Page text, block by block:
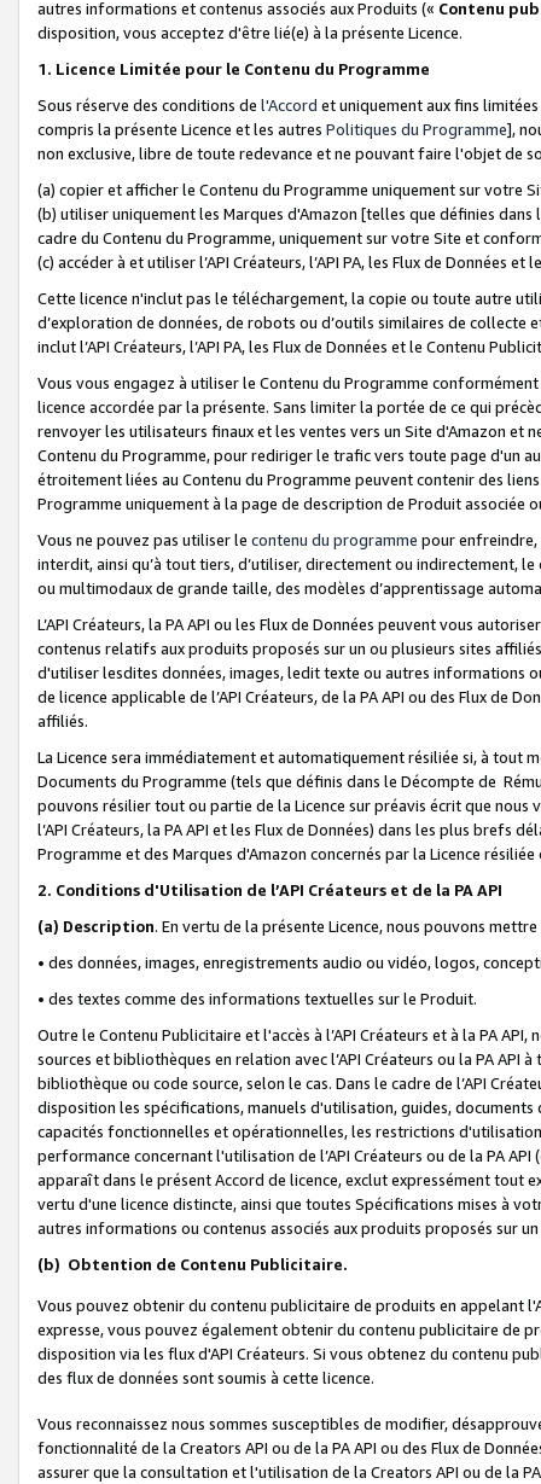
autres informations et contenus associés aux Produits (« Contenu
disposition, vous acceptez d'être lié(e) à la présente Licence.
1. Licence Limitée pour le Contenu du Programme
Sous réserve des conditions de l'Accord et uniquement aux fins
compris la présente Licence et les autres Politiques du Programme],
non exclusive, libre de toute redevance et ne pouvant faire l'objet de
(a) copier et afficher le Contenu du Programme uniquement sur votre
(b) utiliser uniquement les Marques d'Amazon [telles que définies dans
cadre du Contenu du Programme, uniquement sur votre Site et
(c) accéder à et utiliser l’API Créateurs, l’API PA, les Flux de Données
Cette licence n'inclut pas le téléchargement, la copie ou toute autre
d’exploration de données, de robots ou d’outils similaires de
inclut l’API Créateurs, l’API PA, les Flux de Données et le Contenu
Vous vous engagez à utiliser le Contenu du Programme
licence accordée par la présente. Sans limiter la portée de ce qui
renvoyer les utilisateurs finaux et les ventes vers un Site d'Amazon et
Contenu du Programme, pour rediriger le trafic vers toute page d'un
étroitement liées au Contenu du Programme peuvent contenir des
Programme uniquement à la page de description de Produit associée
Vous ne pouvez pas utiliser le contenu du programme pour
interdit, ainsi qu’à tout tiers, d’utiliser, directement ou indirectement,
ou multimodaux de grande taille, des modèles d’apprentissage
L’API Créateurs, la PA API ou les Flux de Données peuvent vous
contenus relatifs aux produits proposés sur un ou plusieurs sites
d'utiliser lesdites données, images, ledit texte ou autres informations
de licence applicable de l’API Créateurs, de la PA API ou des Flux de
affiliés.
La Licence sera immédiatement et automatiquement résiliée si, à
Documents du Programme (tels que définis dans le Décompte de
pouvons résilier tout ou partie de la Licence sur préavis écrit que
l’API Créateurs, la PA API et les Flux de Données) dans les plus
Programme et des Marques d'Amazon concernés par la Licence
2. Conditions d'Utilisation de l’API Créateurs et de la PA API
(a) Description. En vertu de la présente Licence, nous pouvons
• des données, images, enregistrements audio ou vidéo, logos,
• des textes comme des informations textuelles sur le Produit.
Outre le Contenu Publicitaire et l'accès à l’API Créateurs et à la PA
sources et bibliothèques en relation avec l’API Créateurs ou la PA
bibliothèque ou code source, selon le cas. Dans le cadre de l’API
disposition les spécifications, manuels d'utilisation, guides,
capacités fonctionnelles et opérationnelles, les restrictions
performance concernant l'utilisation de l’API Créateurs ou de la PA
apparaît dans le présent Accord de licence, exclut expressément tout
vertu d'une licence distincte, ainsi que toutes Spécifications mises à
autres informations ou contenus associés aux produits proposés sur
(b) Obtention de Contenu Publicitaire.
Vous pouvez obtenir du contenu publicitaire de produits en appelant
expresse, vous pouvez également obtenir du contenu publicitaire de
disposition via les flux d'API Créateurs. Si vous obtenez du contenu
des flux de données sont soumis à cette licence.
Vous reconnaissez nous sommes susceptibles de modifier,
fonctionnalité de la Creators API ou de la PA API ou des Flux de
assurer que la consultation et l'utilisation de la Creators API ou de la